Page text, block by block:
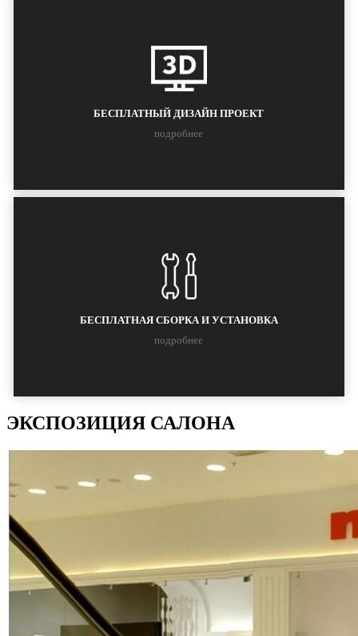
БЕСПЛАТНЫЙ ДИЗАЙН ПРОЕКТ
подробнее
БЕСПЛАТНАЯ СБОРКА И УСТАНОВКА
подробнее
ЭКСПОЗИЦИЯ САЛОНА